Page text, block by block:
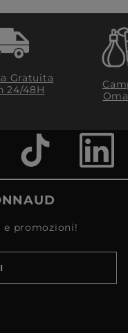
Gratuita
24/48H
promozioni!